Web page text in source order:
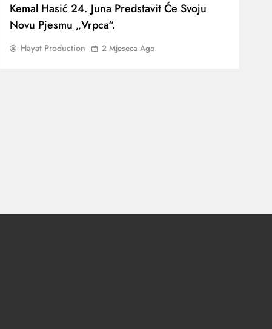
Kemal Hasić 24. Juna Predstavit Će Svoju
Novu Pjesmu „Vrpca“.
Hayat Production 2 Mjeseca Ago